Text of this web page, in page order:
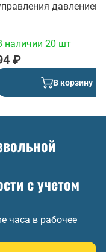
давлением
наличии 20 шт
₽
В корзину
с учетом
часа в рабочее